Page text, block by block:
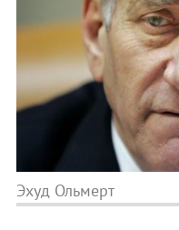
Эхуд Ольмерт